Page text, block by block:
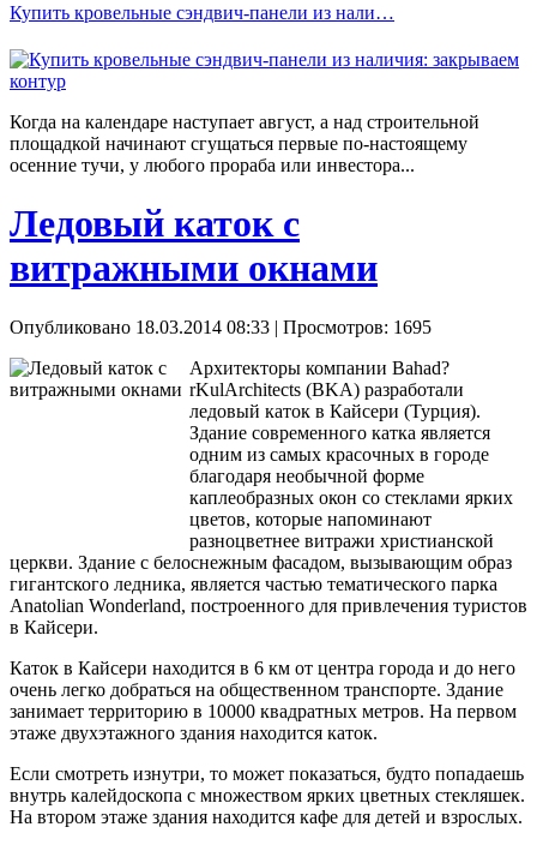
Купить кровельные сэндвич-панели из нали…
Когда на календаре наступает август, а над строительной
площадкой начинают сгущаться первые по-настоящему
осенние тучи, у любого прораба или инвестора...
Ледовый каток с
витражными окнами
Опубликовано 18.03.2014 08:33 | Просмотров: 1695
Архитекторы компании Bahad?
rKulArchitects (BKA) разработали
ледовый каток в Кайсери (Турция).
Здание современного катка является
одним из самых красочных в городе
благодаря необычной форме
каплеобразных окон со стеклами ярких
цветов, которые напоминают
разноцветнее витражи христианской
церкви. Здание с белоснежным фасадом, вызывающим образ
гигантского ледника, является частью тематического парка
Anatolian Wonderland, построенного для привлечения туристов
в Кайсери.
Каток в Кайсери находится в 6 км от центра города и до него
очень легко добраться на общественном транспорте. Здание
занимает территорию в 10000 квадратных метров. На первом
этаже двухэтажного здания находится каток.
Если смотреть изнутри, то может показаться, будто попадаешь
внутрь калейдоскопа с множеством ярких цветных стекляшек.
На втором этаже здания находится кафе для детей и взрослых.